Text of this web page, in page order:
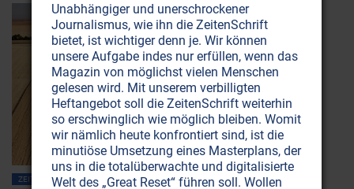
ZEITENSCHRIFT NR. 82, S.20
PLANET ERDE • UMWELTSCHUTZ
Unabhängiger und unerschrockener
Journalismus, wie ihn die ZeitenSchrift
bietet, ist wichtiger denn je. Wir können
unsere Aufgabe indes nur erfüllen, wenn das
Magazin von möglichst vielen Menschen
gelesen wird. Mit unserem verbilligten
Heftangebot soll die ZeitenSchrift weiterhin
so erschwinglich wie möglich bleiben. Womit
wir nämlich heute konfrontiert sind, ist die
minutiöse Umsetzung eines Masterplans, der
uns in die totalüberwachte und digitalisierte
Welt des „Great Reset“ führen soll. Wollen